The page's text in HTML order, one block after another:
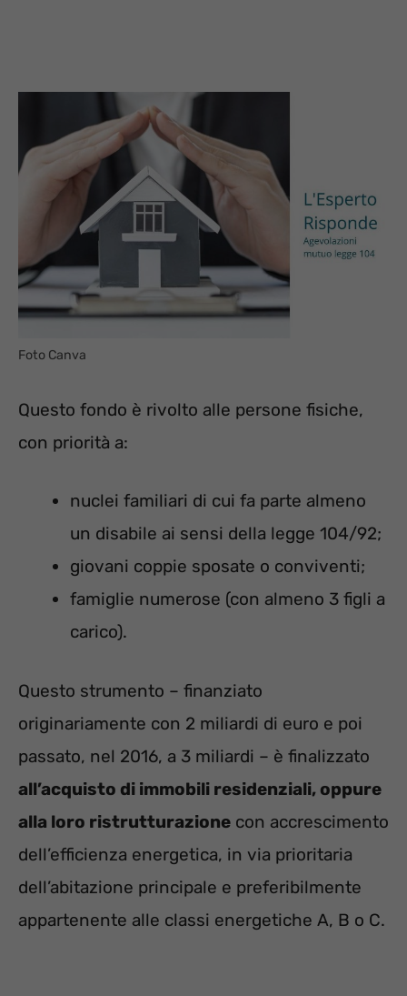
Foto Canva
Questo fondo è rivolto alle persone fisiche,
con priorità a:
nuclei familiari di cui fa parte almeno
un disabile ai sensi della legge 104/92;
giovani coppie sposate o conviventi;
famiglie numerose (con almeno 3 figli a
carico).
Questo strumento – finanziato
originariamente con 2 miliardi di euro e poi
passato, nel 2016, a 3 miliardi – è finalizzato
all’acquisto di immobili residenziali, oppure
alla loro ristrutturazione con accrescimento
dell’efficienza energetica, in via prioritaria
dell’abitazione principale e preferibilmente
appartenente alle classi energetiche A, B o C.